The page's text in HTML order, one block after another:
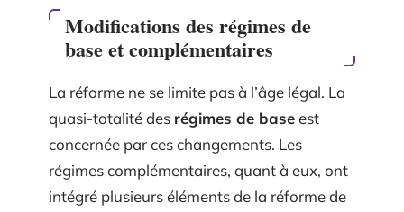
Modifications des régimes de
base et complémentaires
La réforme ne se limite pas à l’âge légal. La
quasi-totalité des régimes de baseest
concernée par ces changements. Les
régimes complémentaires, quant à eux, ont
intégré plusieurs éléments de la réforme de